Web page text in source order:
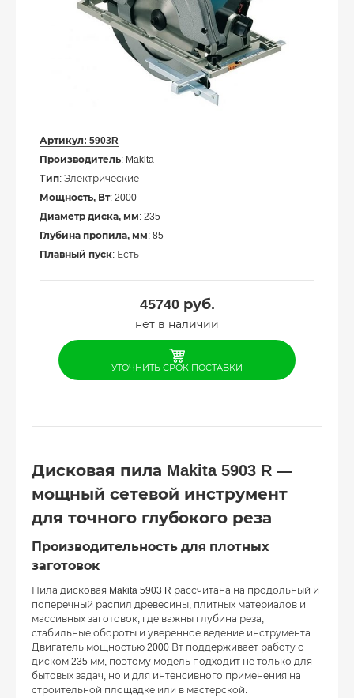
Артикул: 5903R
Производитель: Makita
Тип: Электрические
Мощность, Вт: 2000
Диаметр диска, мм: 235
Глубина пропила, мм: 85
Плавный пуск: Есть
45740руб.
нет в наличии
УТОЧНИТЬ СРОК ПОСТАВКИ
Дисковая пила Makita 5903 R —
мощный сетевой инструмент
для точного глубокого реза
Производительность для плотных
заготовок
Пила дисковая Makita 5903 R рассчитана на продольный и
поперечный распил древесины, плитных материалов и
массивных заготовок, где важны глубина реза,
стабильные обороты и уверенное ведение инструмента.
Двигатель мощностью 2000 Вт поддерживает работу с
диском 235 мм, поэтому модель подходит не только для
бытовых задач, но и для интенсивного применения на
строительной площадке или в мастерской.